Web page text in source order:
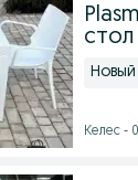
стол
Новый
Келес -